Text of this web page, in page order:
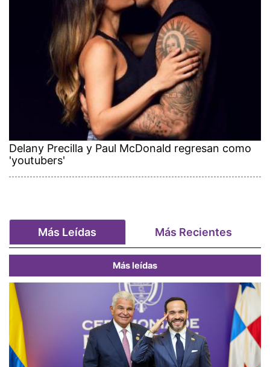
Delany Precilla y Paul McDonald regresan como
'youtubers'
Más Leídas Más Recientes
Más leídas